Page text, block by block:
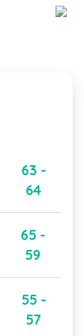
63 -
64
65 -
59
55 -
57